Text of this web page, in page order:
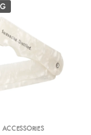
ACCESSORIES